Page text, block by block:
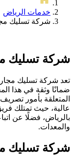
خدمات الرياض
شركة تسليك
شركة تسليك
تعد شركة تسليك
ضمانًا وثقة في هذا
المتعلقة بأمور
عالية، حيث تمتلك
بالرياض، فضلًا عن
والمعدات.
شركة تسليك